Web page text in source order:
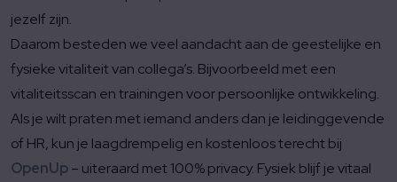
jezelf zijn.
Daarom besteden we veel aandacht aan de geestelijke en
fysieke vitaliteit van collega’s. Bijvoorbeeld met een
vitaliteitsscan en trainingen voor persoonlijke ontwikkeling.
Als je wilt praten met iemand anders dan je leidinggevende
of HR, kun je laagdrempelig en kostenloos terecht bij
OpenUp– uiteraard met 100% privacy. Fysiek blijf je vitaal